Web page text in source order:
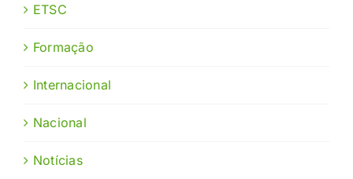
ETSC
Formação
Internacional
Nacional
Notícias